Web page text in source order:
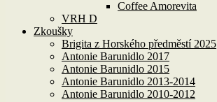
Coffee Amorevita
VRH D
Zkoušky
Brigita z Horského předměstí 2025
Antonie Barunidlo 2017
Antonie Barunidlo 2015
Antonie Barunidlo 2013-2014
Antonie Barunidlo 2010-2012